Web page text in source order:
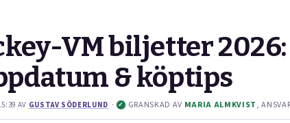
VM biljetter
& köptips
AV GUSTAV SÖDERLUND · ✓ GRANSKAD AV MARIA ALMKVIST,